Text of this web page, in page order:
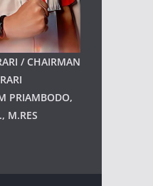
/ CHAIRMAN
PRIAMBODO,
M.RES